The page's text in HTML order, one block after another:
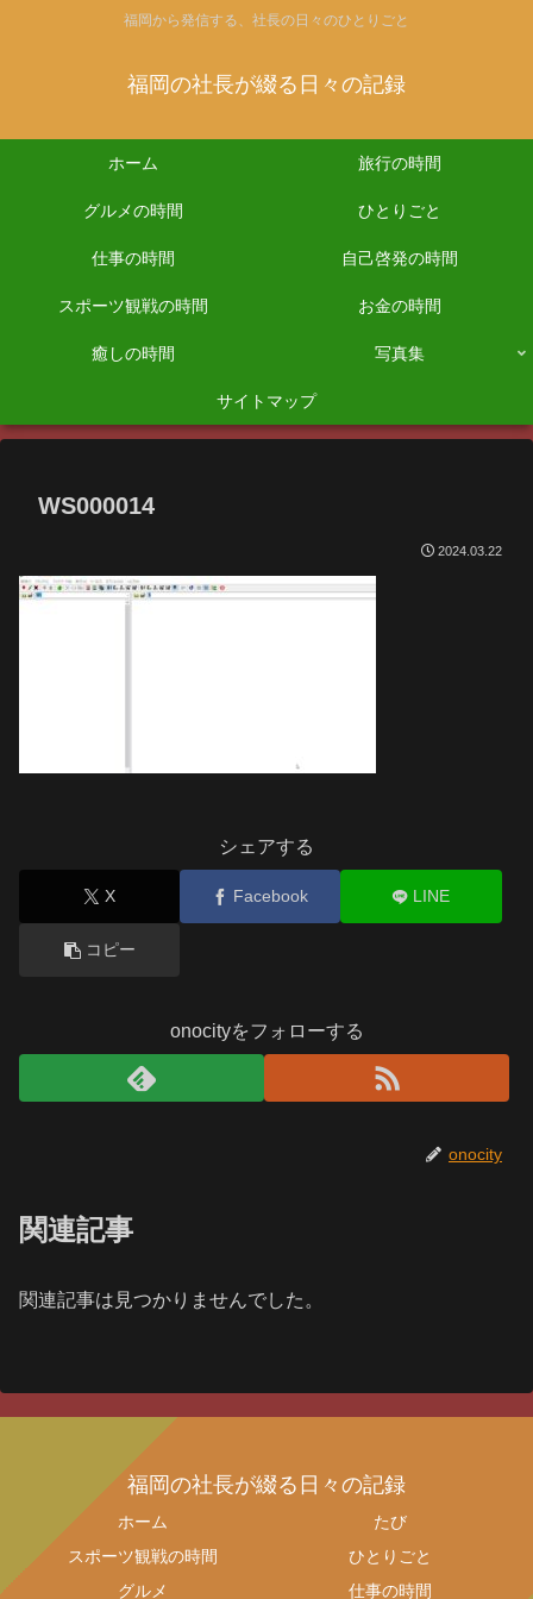
福岡から発信する、社長の日々のひとりごと
福岡の社長が綴る日々の記録
ホーム 旅行の時間
グルメの時間 ひとりごと
仕事の時間 自己啓発の時間
スポーツ観戦の時間 お金の時間
癒しの時間 写真集
サイトマップ
WS000014
2024.03.22
シェアする
X Facebook LINE
コピー
onocityをフォローする
onocity
関連記事
関連記事は見つかりませんでした。
福岡の社長が綴る日々の記録
ホーム
たび
スポーツ観戦の時間
ひとりごと
グルメ
仕事の時間